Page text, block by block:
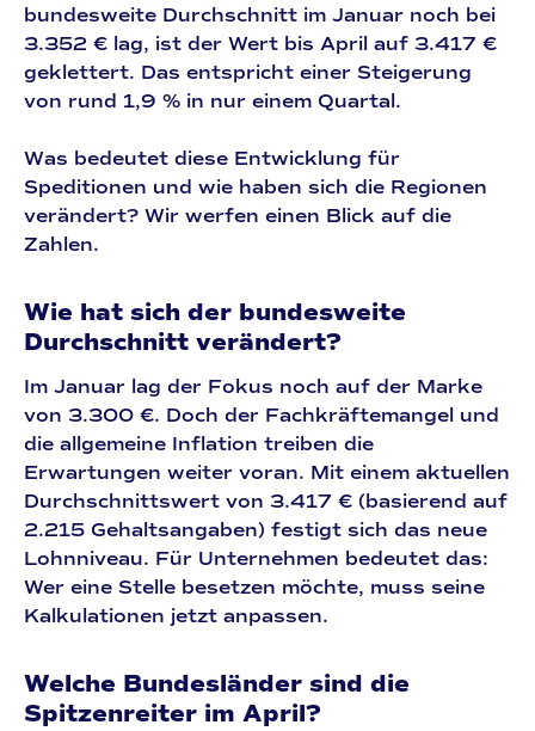
bundesweite Durchschnitt im Januar noch bei
3.352 € lag, ist der Wert bis April auf 3.417 €
geklettert. Das entspricht einer Steigerung
von rund 1,9 % in nur einem Quartal.
Was bedeutet diese Entwicklung für
Speditionen und wie haben sich die Regionen
verändert? Wir werfen einen Blick auf die
Zahlen.
Wie hat sich der bundesweite
Durchschnitt verändert?
Im Januar lag der Fokus noch auf der Marke
von 3.300 €. Doch der Fachkräftemangel und
die allgemeine Inflation treiben die
Erwartungen weiter voran. Mit einem aktuellen
Durchschnittswert von 3.417 € (basierend auf
2.215 Gehaltsangaben) festigt sich das neue
Lohnniveau. Für Unternehmen bedeutet das:
Wer eine Stelle besetzen möchte, muss seine
Kalkulationen jetzt anpassen.
Welche Bundesländer sind die
Spitzenreiter im April?